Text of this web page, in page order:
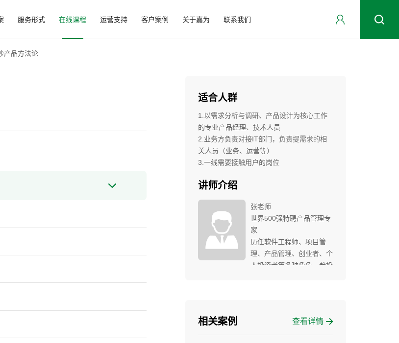
服务形式 在线课程 运营支持 客户案例 关于嘉为 联系我们
产品方法论
适合人群
1.以需求分析与调研、产品设计为核心工作
的专业产品经理、技术人员
2.业务方负责对接IT部门，负责提需求的相
关人员（业务、运营等）
3.一线需要接触用户的岗位
讲师介绍
张老师
世界500强特聘产品管理专
家
历任软件工程师、项目管
理、产品管理、创业者、个
人投资者等多种角色。参投
理；担任用户体验委员会委
员；互联网电话VolP产品的
相关案例 查看详情